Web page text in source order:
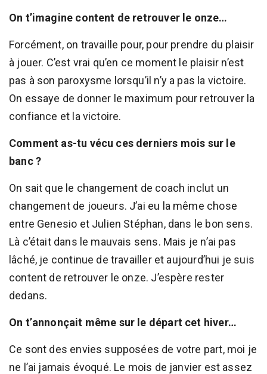
On t’imagine content de retrouver le onze…
Forcément, on travaille pour, pour prendre du plaisir
à jouer. C’est vrai qu’en ce moment le plaisir n’est
pas à son paroxysme lorsqu’il n’y a pas la victoire.
On essaye de donner le maximum pour retrouver la
confiance et la victoire.
Comment as-tu vécu ces derniers mois sur le
banc ?
On sait que le changement de coach inclut un
changement de joueurs. J’ai eu la même chose
entre Genesio et Julien Stéphan, dans le bon sens.
Là c’était dans le mauvais sens. Mais je n’ai pas
lâché, je continue de travailler et aujourd’hui je suis
content de retrouver le onze. J’espère rester
dedans.
On t’annonçait même sur le départ cet hiver…
Ce sont des envies supposées de votre part, moi je
ne l’ai jamais évoqué. Le mois de janvier est assez